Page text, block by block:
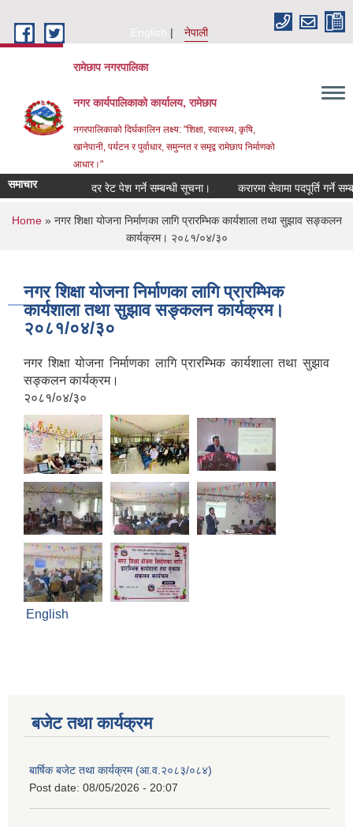
English
नेपाली
रामेछाप नगरपालिका
नगर कार्यपालिकाको कार्यालय, रामेछाप
नगरपालिकाको दिर्घकालिन लक्ष्य: "शिक्षा, स्वास्थ्य, कृषि,
खानेपानी, पर्यटन र पुर्वाधार, समुन्नत र समृद्व रामेछाप निर्माणको
आधार।"
समाचार दर रेट पेश गर्ने सम्बन्धी सूचना। करारमा सेवामा पदपूर्ति गर्ने सम्बन्धी
You are here
Home» नगर शिक्षा योजना निर्माणका लागि प्रारम्भिक कार्यशाला तथा सुझाव सङ्कलन
कार्यक्रम। २०८१/०४/३०
नगर शिक्षा योजना निर्माणका लागि प्रारम्भिक
कार्यशाला तथा सुझाव सङ्कलन कार्यक्रम।
२०८१/०४/३०
नगर शिक्षा योजना निर्माणका लागि प्रारम्भिक कार्यशाला तथा सुझाव
सङ्कलन कार्यक्रम।
२०८१/०४/३०
English
बजेट तथा कार्यक्रम
बार्षिक बजेट तथा कार्यक्रम (आ.व.२०८३/०८४)
Post date: 08/05/2026 - 20:07